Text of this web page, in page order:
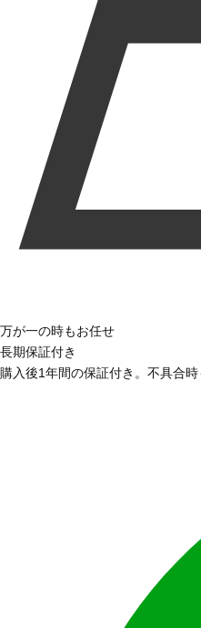
万が一の時もお任せ
長期保証付き
購入後1年間の保証付き。不具合